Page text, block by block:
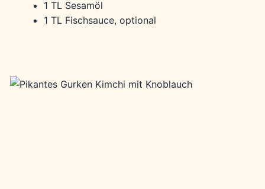
1 TL Sesamöl
1 TL Fischsauce, optional